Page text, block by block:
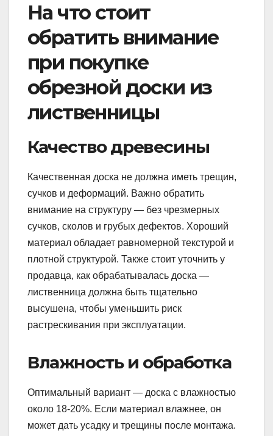
На что стоит
обратить внимание
при покупке
обрезной доски из
лиственницы
Качество древесины
Качественная доска не должна иметь трещин,
сучков и деформаций. Важно обратить
внимание на структуру — без чрезмерных
сучков, сколов и грубых дефектов. Хороший
материал обладает равномерной текстурой и
плотной структурой. Также стоит уточнить у
продавца, как обрабатывалась доска —
лиственница должна быть тщательно
высушена, чтобы уменьшить риск
растрескивания при эксплуатации.
Влажность и обработка
Оптимальный вариант — доска с влажностью
около 18-20%. Если материал влажнее, он
может дать усадку и трещины после монтажа.